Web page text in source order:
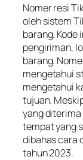
Nomer resi
oleh sistem
barang.
pengiriman,
barang.
mengetahui
mengetahui
tujuan.
yang
tempat yang
dibahas cara
tahun 2023.